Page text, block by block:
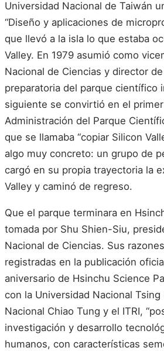
Universidad Nacional de Taiwán
“Diseño y aplicaciones de
que llevó a la isla lo que estaba
Valley. En 1979 asumió como
Nacional de Ciencias y director
preparatoria del parque científico
siguiente se convirtió en el
Administración del Parque
que se llamaba “copiar Silicon
algo muy concreto: un grupo de
cargó en su propia trayectoria la
Valley y caminó de regreso.
Que el parque terminara en
tomada por Shu Shien-Siu,
Nacional de Ciencias. Sus
registradas en la publicación
aniversario de Hsinchu Science
con la Universidad Nacional Tsing
Nacional Chiao Tung y el ITRI,
investigación y desarrollo
humanos, con características